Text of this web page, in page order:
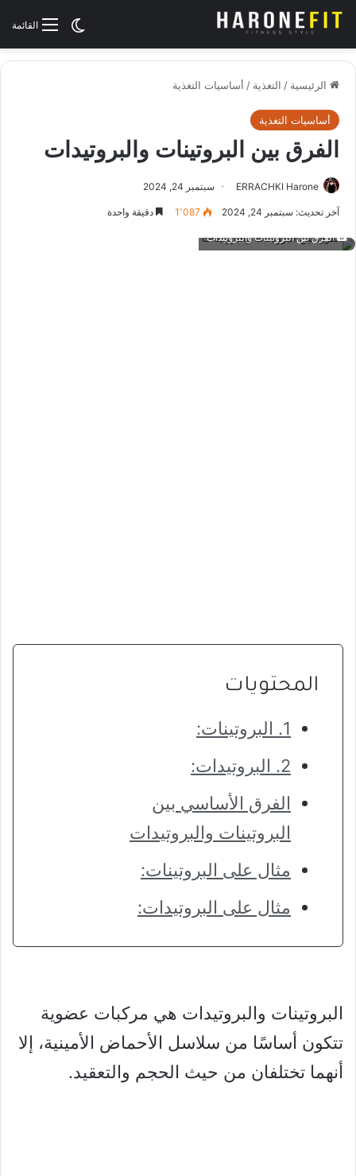
القائمةالوضع
الرئيسية / التغذية / أساسيات التغذية
أساسيات التغذية
الفرق بين البروتينات والبروتيدات
ERRACHKI Harone سبتمبر 24, 2024
آخر تحديث: سبتمبر 24, 2024 1٬087 دقيقة واحدة
الفرق بين البروتينات والبروتيدات
المحتويات
1. البروتينات:
2. البروتيدات:
الفرق الأساسي بين
البروتينات والبروتيدات
مثال على البروتينات:
مثال على البروتيدات:
البروتينات والبروتيدات هي مركبات عضوية
تتكون أساسًا من سلاسل الأحماض الأمينية، إلا
أنهما تختلفان من حيث الحجم والتعقيد.